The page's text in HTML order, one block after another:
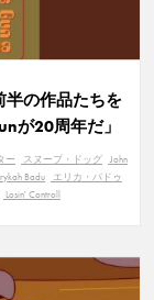
の作品たちを
が20周年だ」
ー スヌープ・ドッグ John
Badu
エリカ・バドゥ
Losin' Controll